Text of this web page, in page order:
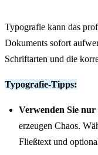
Typografie kann das
Dokuments sofort
Schriftarten und die
Typografie-Tipps:
Verwenden Sie
erzeugen Chaos.
Fließtext und